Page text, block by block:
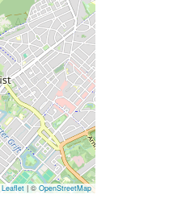
Leaflet | © OpenStreetMap